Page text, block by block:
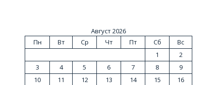
Август 2026
Пн
Вт Ср Чт Пт Сб
Вс
1
2
3
4 5 6 7 8
9
10
11 12 13 14 15
16